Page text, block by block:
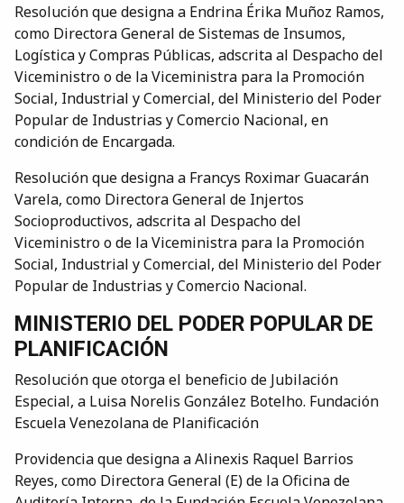
Resolución que designa a Endrina Érika Muñoz Ramos,
como Directora General de Sistemas de Insumos,
Logística y Compras Públicas, adscrita al Despacho del
Viceministro o de la Viceministra para la Promoción
Social, Industrial y Comercial, del Ministerio del Poder
Popular de Industrias y Comercio Nacional, en
condición de Encargada.
Resolución que designa a Francys Roximar Guacarán
Varela, como Directora General de Injertos
Socioproductivos, adscrita al Despacho del
Viceministro o de la Viceministra para la Promoción
Social, Industrial y Comercial, del Ministerio del Poder
Popular de Industrias y Comercio Nacional.
MINISTERIO DEL PODER POPULAR DE
PLANIFICACIÓN
Resolución que otorga el beneficio de Jubilación
Especial, a Luisa Norelis González Botelho. Fundación
Escuela Venezolana de Planificación
Providencia que designa a Alinexis Raquel Barrios
Reyes, como Directora General (E) de la Oficina de